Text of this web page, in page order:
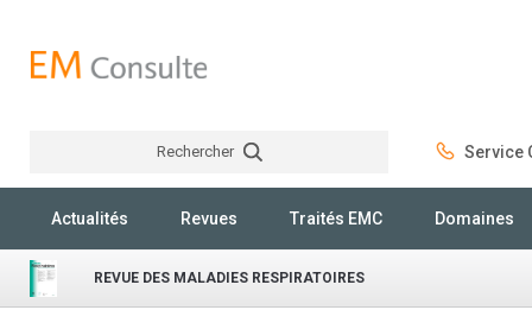
Rechercher Service
Actualités Revues Traités EMC Domaines
REVUE DES MALADIES RESPIRATOIRES